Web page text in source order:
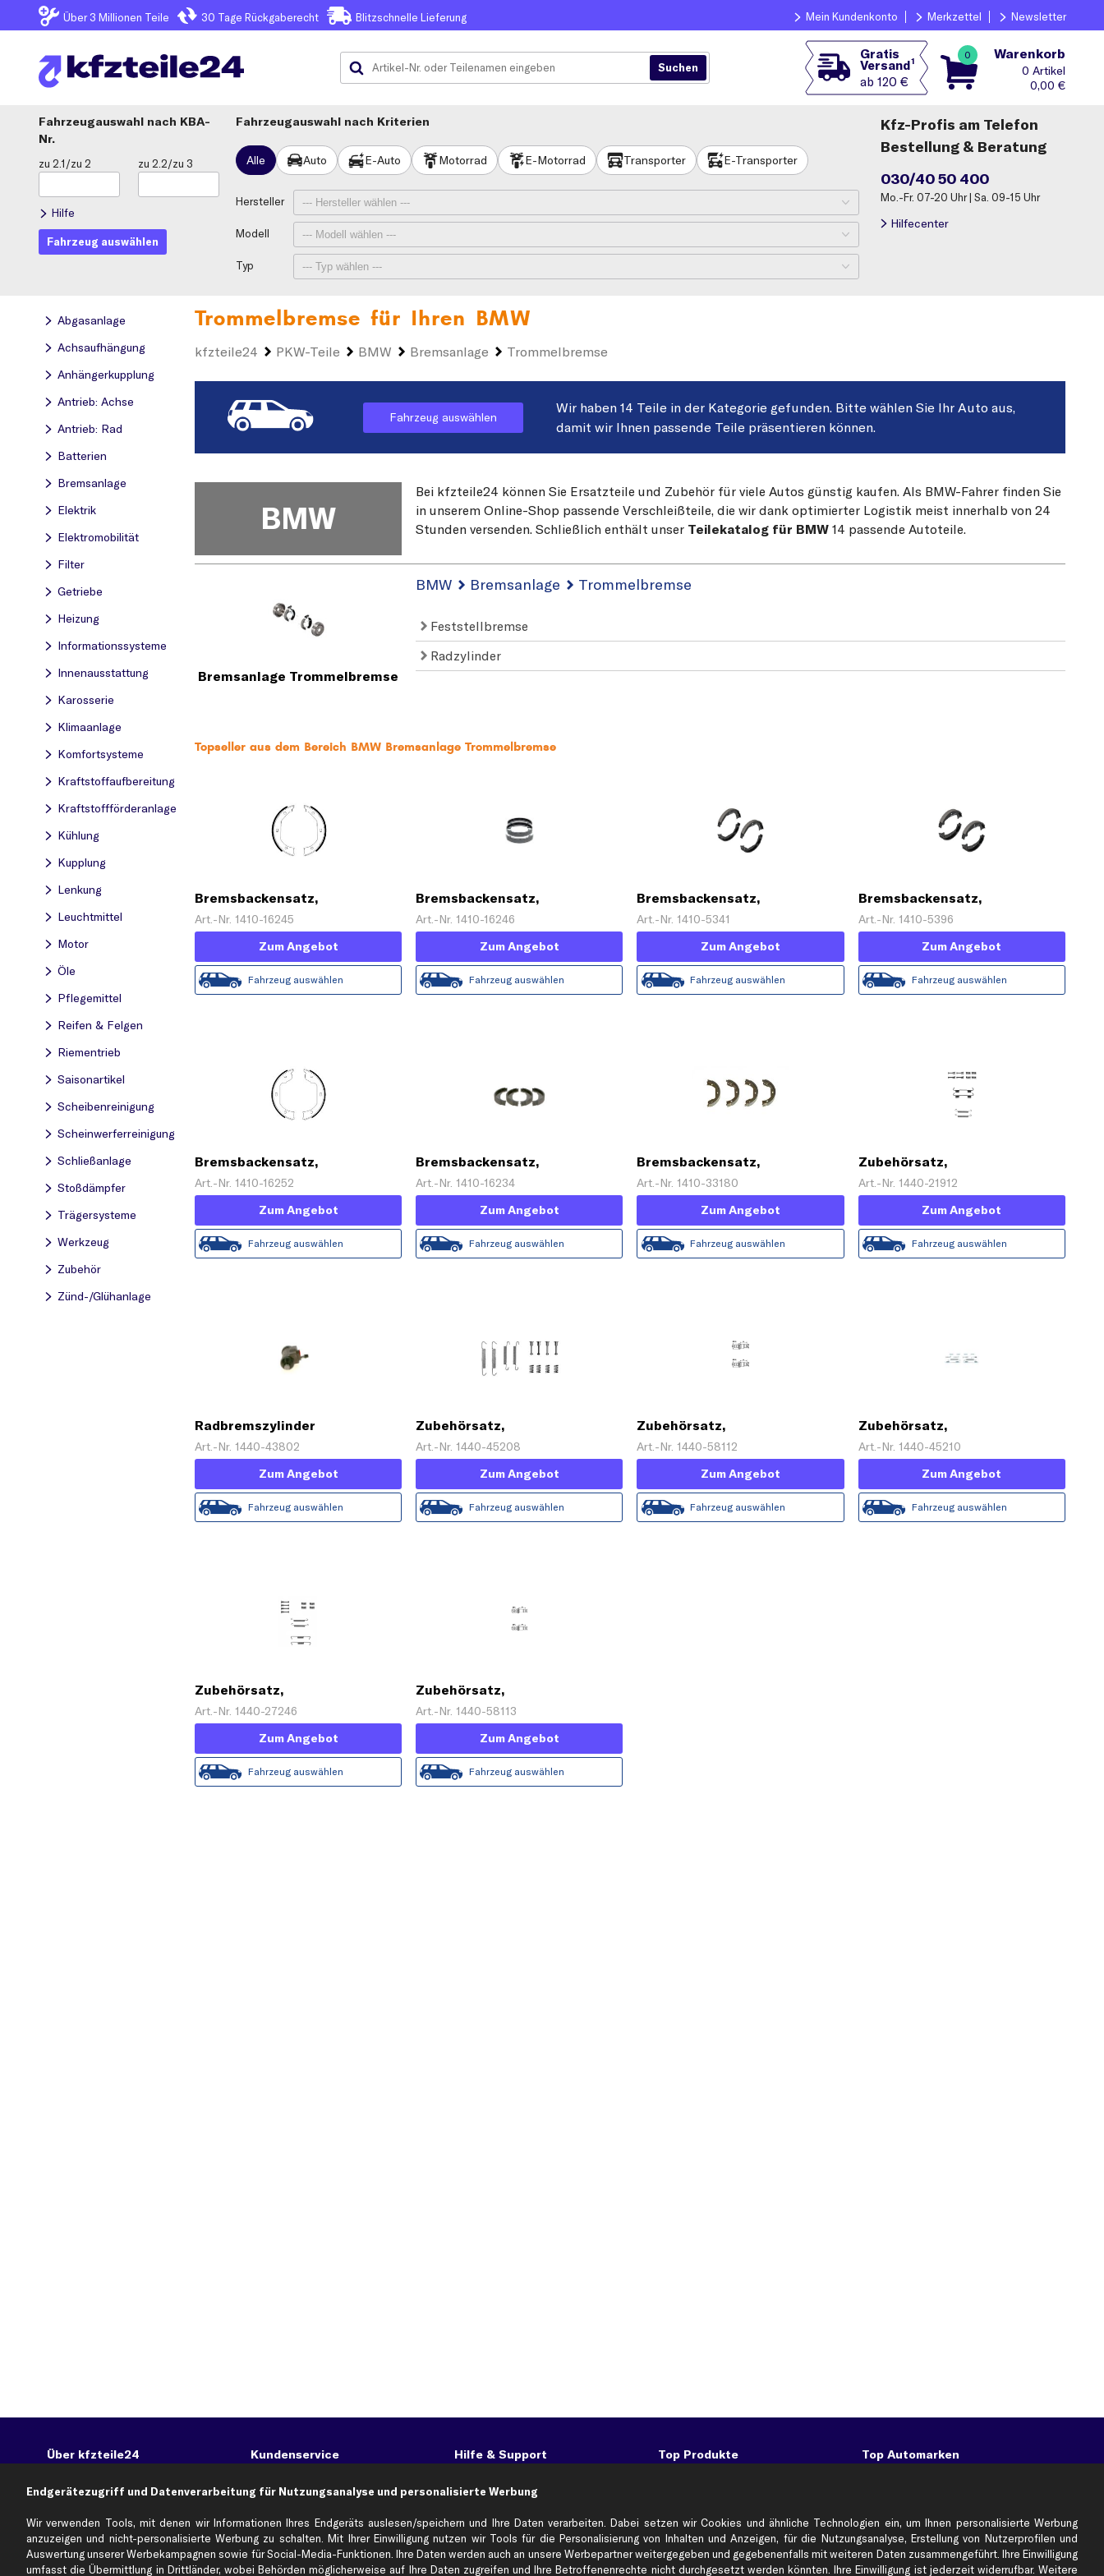
Über 3 Millionen Teile 30 Tage Rückgaberecht Blitzschnelle Lieferung Mein Kundenkonto Merkzettel Newsletter
Gratis
Versand1
ab 120 €
0 Warenkorb
0
0,00 €
Fahrzeugauswahl
KBA-
Nr.
zu 2.1/zu 2 zu 2.2/zu 3
Hilfe
Fahrzeug auswählen
Fahrzeugauswahl nach Kriterien
Alle Auto E-Auto Motorrad E-Motorrad Transporter E-Transporter
Hersteller
Modell
Typ
Kfz-Profis am Telefon
Bestellung & Beratung
030/40 50 400
Mo.-Fr. 07-20 Uhr | Sa. 09-15 Uhr
Hilfecenter
Abgasanlage
Achsaufhängung
Anhängerkupplung
Antrieb: Achse
Antrieb: Rad
Batterien
Bremsanlage
Elektrik
Elektromobilität
Filter
Getriebe
Heizung
Informationssysteme
Innenausstattung
Karosserie
Klimaanlage
Komfortsysteme
Kraftstoff­aufbereitung
Kraftstoff­förderanlage
Kühlung
Kupplung
Lenkung
Leuchtmittel
Motor
Öle
Pflegemittel
Reifen & Felgen
Riementrieb
Saisonartikel
Scheibenreinigung
Scheinwerferreinigung
Schließanlage
Stoßdämpfer
Trägersysteme
Werkzeug
Zubehör
Zünd-/Glühanlage
Trommelbremse für Ihren BMW
kfzteile24 PKW-Teile BMW Bremsanlage Trommelbremse
Fahrzeug auswählen
Wir haben 14 Teile in der Kategorie gefunden. Bitte wählen Sie Ihr Auto aus,
damit wir Ihnen passende Teile präsentieren können.
BMW
Bei kfzteile24 können Sie Ersatzteile und Zubehör für viele Autos günstig kaufen. Als BMW-Fahrer finden Sie
in unserem Online-Shop passende Verschleißteile, die wir dank optimierter Logistik meist innerhalb von 24
Stunden versenden. Schließlich enthält unser Teilekatalog für BMW 14 passende Autoteile.
Bremsanlage Trommelbremse
BMW Bremsanlage Trommelbremse
Feststellbremse
Radzylinder
Topseller aus dem Bereich BMW Bremsanlage Trommelbremse
Bremsbackensatz,
Feststellbremse
Art.-Nr. 1410-16245
Zum Angebot
Fahrzeug auswählen
Bremsbackensatz,
Feststellbremse
Art.-Nr. 1410-16246
Zum Angebot
Fahrzeug auswählen
Bremsbackensatz,
Feststellbremse
Art.-Nr. 1410-5341
Zum Angebot
Fahrzeug auswählen
Bremsbackensatz,
Feststellbremse
Art.-Nr. 1410-5396
Zum Angebot
Fahrzeug auswählen
Bremsbackensatz,
Feststellbremse
Art.-Nr. 1410-16252
Zum Angebot
Fahrzeug auswählen
Bremsbackensatz,
Feststellbremse
Art.-Nr. 1410-16234
Zum Angebot
Fahrzeug auswählen
Bremsbackensatz,
Feststellbremse
Art.-Nr. 1410-33180
Zum Angebot
Fahrzeug auswählen
Zubehörsatz,
Feststellbremsbacken
Art.-Nr. 1440-21912
Zum Angebot
Fahrzeug auswählen
Radbremszylinder
Art.-Nr. 1440-43802
Zum Angebot
Fahrzeug auswählen
Zubehörsatz,
Feststellbremsbacken
Art.-Nr. 1440-45208
Zum Angebot
Fahrzeug auswählen
Zubehörsatz,
Feststellbremsbacken
Art.-Nr. 1440-58112
Zum Angebot
Fahrzeug auswählen
Zubehörsatz,
Feststellbremsbacken
Art.-Nr. 1440-45210
Zum Angebot
Fahrzeug auswählen
Zubehörsatz,
Feststellbremsbacken
Art.-Nr. 1440-27246
Zum Angebot
Fahrzeug auswählen
Zubehörsatz,
Feststellbremsbacken
Art.-Nr. 1440-58113
Zum Angebot
Fahrzeug auswählen
Über kfzteile24
businessplus
Corporate Webseite
Partnerprogramm
Werkstätten/Filialen
Kundenservice
Versandinfo
Retoure & Gewährleistung
Austauschartikel
Häufige Fragen
Hilfe & Support
Datenschutz
AGB
Impressum
Whistleblowersystem
Top Produkte
Bremssattel
Bremsscheiben
Lichtmaschine
Top Automarken
Ford Ersatzteile
Mercedes-Benz Ersatzteile
Opel Ersatzteile
Endgerätezugriff und Datenverarbeitung für Nutzungsanalyse und personalisierte Werbung
Wir verwenden Tools, mit denen wir Informationen Ihres Endgeräts auslesen/speichern und Ihre Daten verarbeiten. Dabei setzen wir Cookies und ähnliche Technologien ein, um Ihnen personalisierte Werbung
anzuzeigen und nicht-personalisierte Werbung zu schalten. Mit Ihrer Einwilligung nutzen wir Tools für die Personalisierung von Inhalten und Anzeigen, für die Nutzungsanalyse, Erstellung von Nutzerprofilen und
Auswertung unserer Werbekampagnen sowie für Social-Media-Funktionen. Ihre Daten werden auch an unsere Werbepartner weitergegeben und gegebenenfalls mit weiteren Daten zusammengeführt. Ihre Einwilligung
umfasst die Übermittlung in Drittländer, wobei Behörden möglicherweise auf Ihre Daten zugreifen und Ihre Betroffenenrechte nicht durchgesetzt werden könnten. Ihre Einwilligung ist jederzeit widerrufbar. Weitere